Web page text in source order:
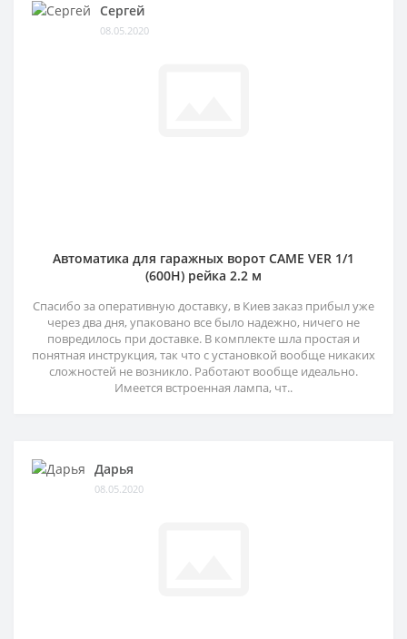
Сергей
08.05.2020
Автоматика для гаражных ворот CAME VER 1/1
(600H) рейка 2.2 м
Спасибо за оперативную доставку, в Киев заказ прибыл уже
через два дня, упаковано все было надежно, ничего не
повредилось при доставке. В комплекте шла простая и
понятная инструкция, так что с установкой вообще никаких
сложностей не возникло. Работают вообще идеально.
Имеется встроенная лампа, чт..
Дарья
08.05.2020